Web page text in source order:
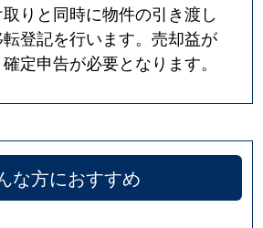
りと同時に物件の引き渡し
登記を行います。売却益が
定申告が必要となります。
な方におすすめ